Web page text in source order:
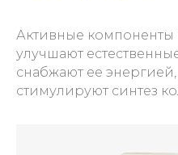
Активные компоненты
улучшают
снабжают ее
стимулируют синтез